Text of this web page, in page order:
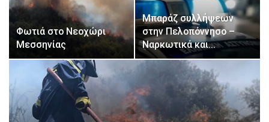
Φωτιά στο Νεοχώρι
Μεσσηνίας
Μπαράζ συλλήψεων
στην Πελοπόννησο –
Ναρκωτικά και…